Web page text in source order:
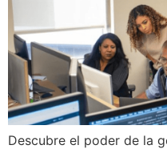
Descubre el poder de la